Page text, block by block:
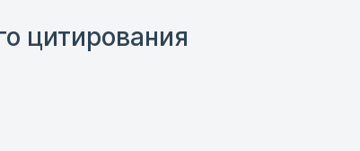
цитирования